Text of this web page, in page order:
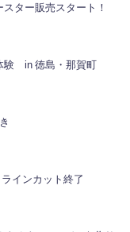
ター販売スタート！
験 in 徳島・那賀町
インカット終了